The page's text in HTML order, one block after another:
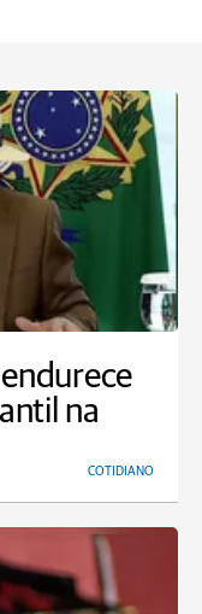
na
COTIDIANO